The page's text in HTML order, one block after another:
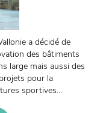
a décidé de
des bâtiments
large mais aussi des
pour la
sportives...